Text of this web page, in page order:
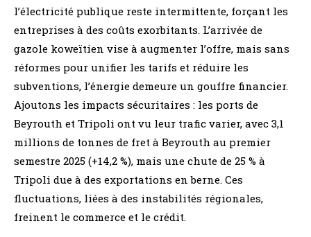
l’électricité publique reste intermittente, forçant les
entreprises à des coûts exorbitants. L’arrivée de
gazole koweïtien vise à augmenter l’offre, mais sans
réformes pour unifier les tarifs et réduire les
subventions, l’énergie demeure un gouffre financier.
Ajoutons les impacts sécuritaires : les ports de
Beyrouth et Tripoli ont vu leur trafic varier, avec 3,1
millions de tonnes de fret à Beyrouth au premier
semestre 2025 (+14,2 %), mais une chute de 25 % à
Tripoli due à des exportations en berne. Ces
fluctuations, liées à des instabilités régionales,
freinent le commerce et le crédit.